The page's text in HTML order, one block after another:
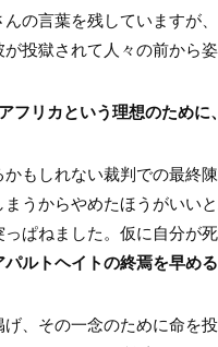
の言葉を残していますが
投獄されて人々の前から
フリカという理想のために
もしれない裁判での最終
うからやめたほうがいい
ぱねました。仮に自分が
ルトヘイトの終焉を早め
、その一念のために命を